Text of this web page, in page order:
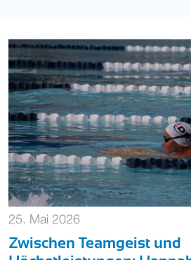
25. Mai 2026
Zwischen Teamgeist und